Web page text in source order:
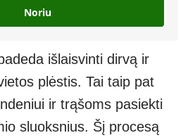
Noriu
išlaisvinti dirvą ir
plėstis. Tai taip pat
ir trąšoms pasiekti
sluoksnius. Šį procesą